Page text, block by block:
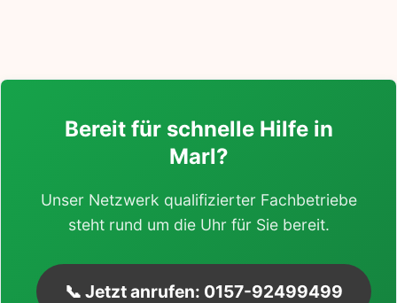
Bereit für schnelle Hilfe in
Marl?
Unser Netzwerk qualifizierter Fachbetriebe
steht rund um die Uhr für Sie bereit.
📞 Jetzt anrufen: 0157-92499499